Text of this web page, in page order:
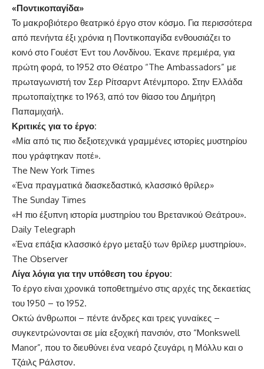
«Ποντικοπαγίδα»
Το μακροβιότερο θεατρικό έργο στον κόσμο. Για περισσότερα
από πενήντα έξι χρόνια η Ποντικοπαγίδα ενθουσιάζει το
κοινό στο Γουέστ Έντ του Λονδίνου. Έκανε πρεμιέρα, για
πρώτη φορά, το 1952 στο Θέατρο “The Ambassadors” με
πρωταγωνιστή τον Σερ Ρίτσαρντ Ατένμπορο. Στην Ελλάδα
πρωτοπαίχτηκε το 1963, από τον θίασο του Δημήτρη
Παπαμιχαήλ.
Κριτικές για το έργο:
«Μία από τις πιο δεξιοτεχνικά γραμμένες ιστορίες μυστηρίου
που γράφτηκαν ποτέ».
The New York Times
«Ένα πραγματικά διασκεδαστικό, κλασσικό θρίλερ»
The Sunday Times
«Η πιο έξυπνη ιστορία μυστηρίου του Βρετανικού Θεάτρου».
Daily Telegraph
«Ένα επάξια κλασσικό έργο μεταξύ των θρίλερ μυστηρίου».
The Observer
Λίγα λόγια για την υπόθεση του έργου:
Το έργο είναι χρονικά τοποθετημένο στις αρχές της δεκαετίας
του 1950 – το 1952.
Οκτώ άνθρωποι – πέντε άνδρες και τρεις γυναίκες –
συγκεντρώνονται σε μία εξοχική πανσιόν, στο “Monkswell
Manor”, που το διευθύνει ένα νεαρό ζευγάρι, η Μόλλυ και ο
Τζάιλς Ράλστον.